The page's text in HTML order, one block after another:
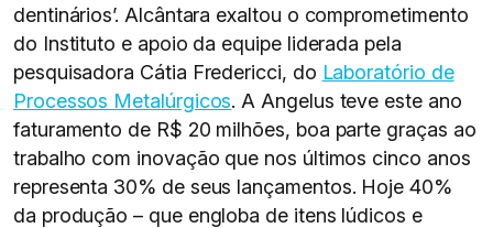
dentinários’. Alcântara exaltou o comprometimento
do Instituto e apoio da equipe liderada pela
pesquisadora Cátia Fredericci, do Laboratório de
Processos Metalúrgicos. A Angelus teve este ano
faturamento de R$ 20 milhões, boa parte graças ao
trabalho com inovação que nos últimos cinco anos
representa 30% de seus lançamentos. Hoje 40%
da produção – que engloba de itens lúdicos e